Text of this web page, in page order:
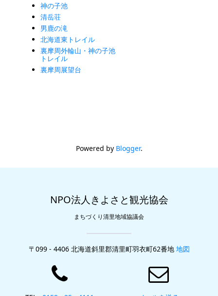
神の子池
清岳荘
男鹿の滝
北海道東トレイル
裏摩周外輪山・神の子池
トレイル
裏摩周展望台
Powered by Blogger.
NPO法人きよさと観光協会
まちづくり清里地域協議会
〒099 - 4406 北海道斜里郡清里町羽衣町62番地 地図